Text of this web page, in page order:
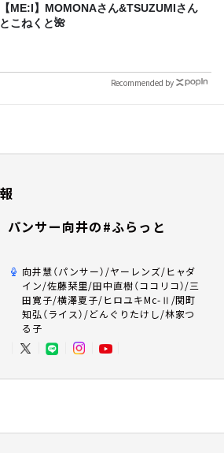
【ME:I】MOMONAさん&TSUZUMIさん
とこねくと🌺
Recommended by
パンサー向井の#ふらっと
向井慧（パンサー）/ヤーレンズ/ヒャダ
イン/佐藤栞里/田中直樹（ココリコ）/三
田寛子/横澤夏子/ヒロユキMc-Ⅱ/関町
知弘（ライス）/どんぐりたけし/林家つ
る子